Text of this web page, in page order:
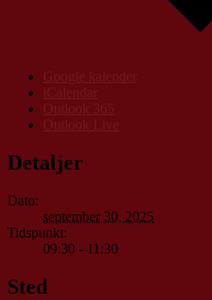
Detaljer
Dato:
september 30, 2025
Tidspunkt:
09:30 - 11:30
Sted